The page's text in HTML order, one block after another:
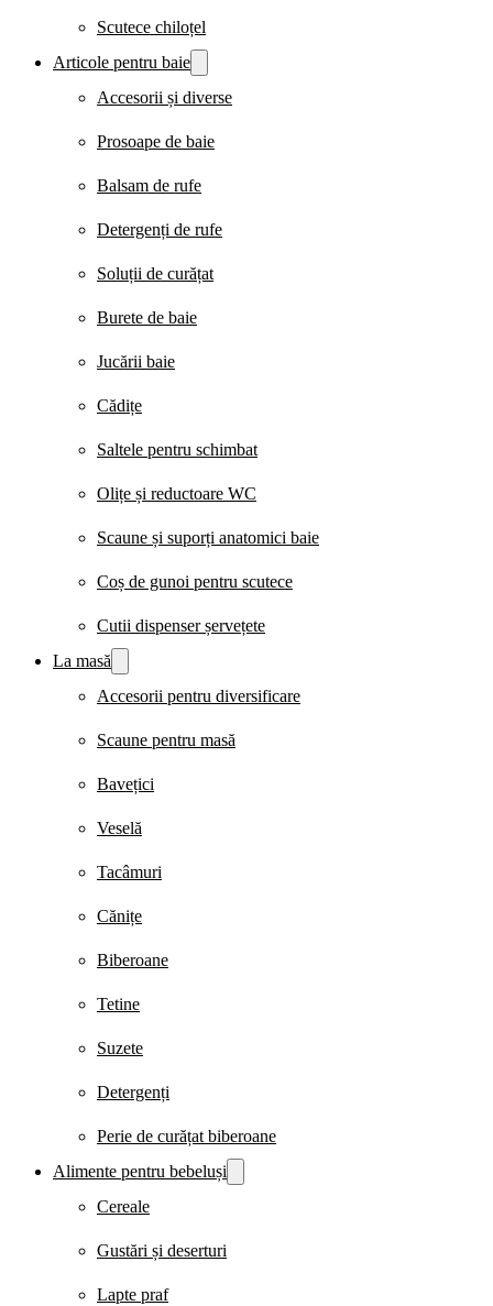
Scutece chiloțel
Articole pentru baie
Accesorii și diverse
Prosoape de baie
Balsam de rufe
Detergenți de rufe
Soluții de curățat
Burete de baie
Jucării baie
Cădițe
Saltele pentru schimbat
Olițe și reductoare WC
Scaune și suporți anatomici baie
Coș de gunoi pentru scutece
Cutii dispenser șervețete
La masă
Accesorii pentru diversificare
Scaune pentru masă
Bavețici
Veselă
Tacâmuri
Cănițe
Biberoane
Tetine
Suzete
Detergenți
Perie de curățat biberoane
Alimente pentru bebeluși
Cereale
Gustări și deserturi
Lapte praf